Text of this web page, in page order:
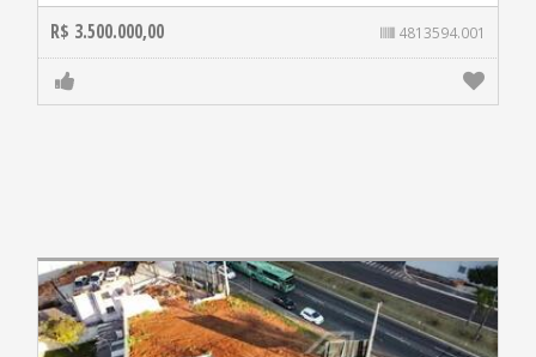
R$ 3.500.000,00 4813594.001